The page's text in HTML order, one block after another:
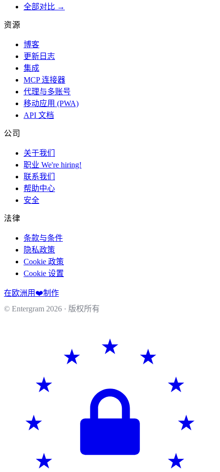
全部对比 →
资源
博客
更新日志
集成
MCP 连接器
代理与多账号
移动应用 (PWA)
API 文档
公司
关于我们
职业 We're hiring!
联系我们
帮助中心
安全
法律
条款与条件
隐私政策
Cookie 政策
Cookie 设置
在欧洲用❤️制作
© Entergram 2026 · 版权所有